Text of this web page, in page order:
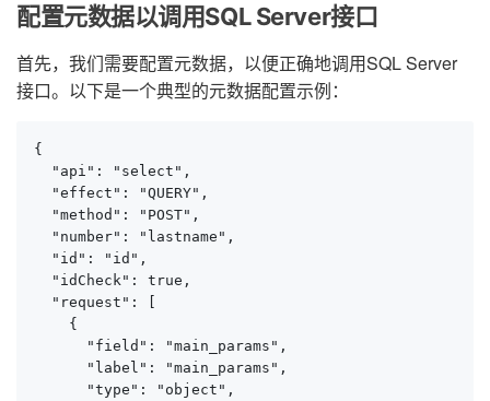
配置元数据以调用SQL Server接口
首先，我们需要配置元数据，以便正确地调用SQL Server
接口。以下是一个典型的元数据配置示例：
{
  "api": "select",
  "effect": "QUERY",
  "method": "POST",
  "number": "lastname",
  "id": "id",
  "idCheck": true,
  "request": [
    {
      "field": "main_params",
      "label": "main_params",
      "type": "object",